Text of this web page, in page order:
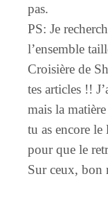
pas.
PS: Je
l’ensemble
Croisière de
tes articles !!
mais la
tu as encore
pour que le
Sur ceux, bon